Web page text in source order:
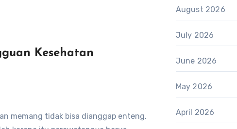
Kesehatan
memang tidak bisa dianggap enteng.
August 2026
July 2026
June 2026
May 2026
April 2026